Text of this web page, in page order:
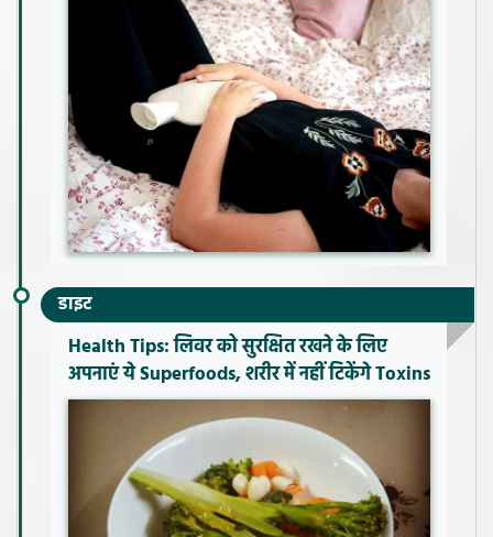
डाइट
Health Tips: लिवर को सुरक्षित रखने के लिए
अपनाएं ये Superfoods, शरीर में नहीं टिकेंगे Toxins